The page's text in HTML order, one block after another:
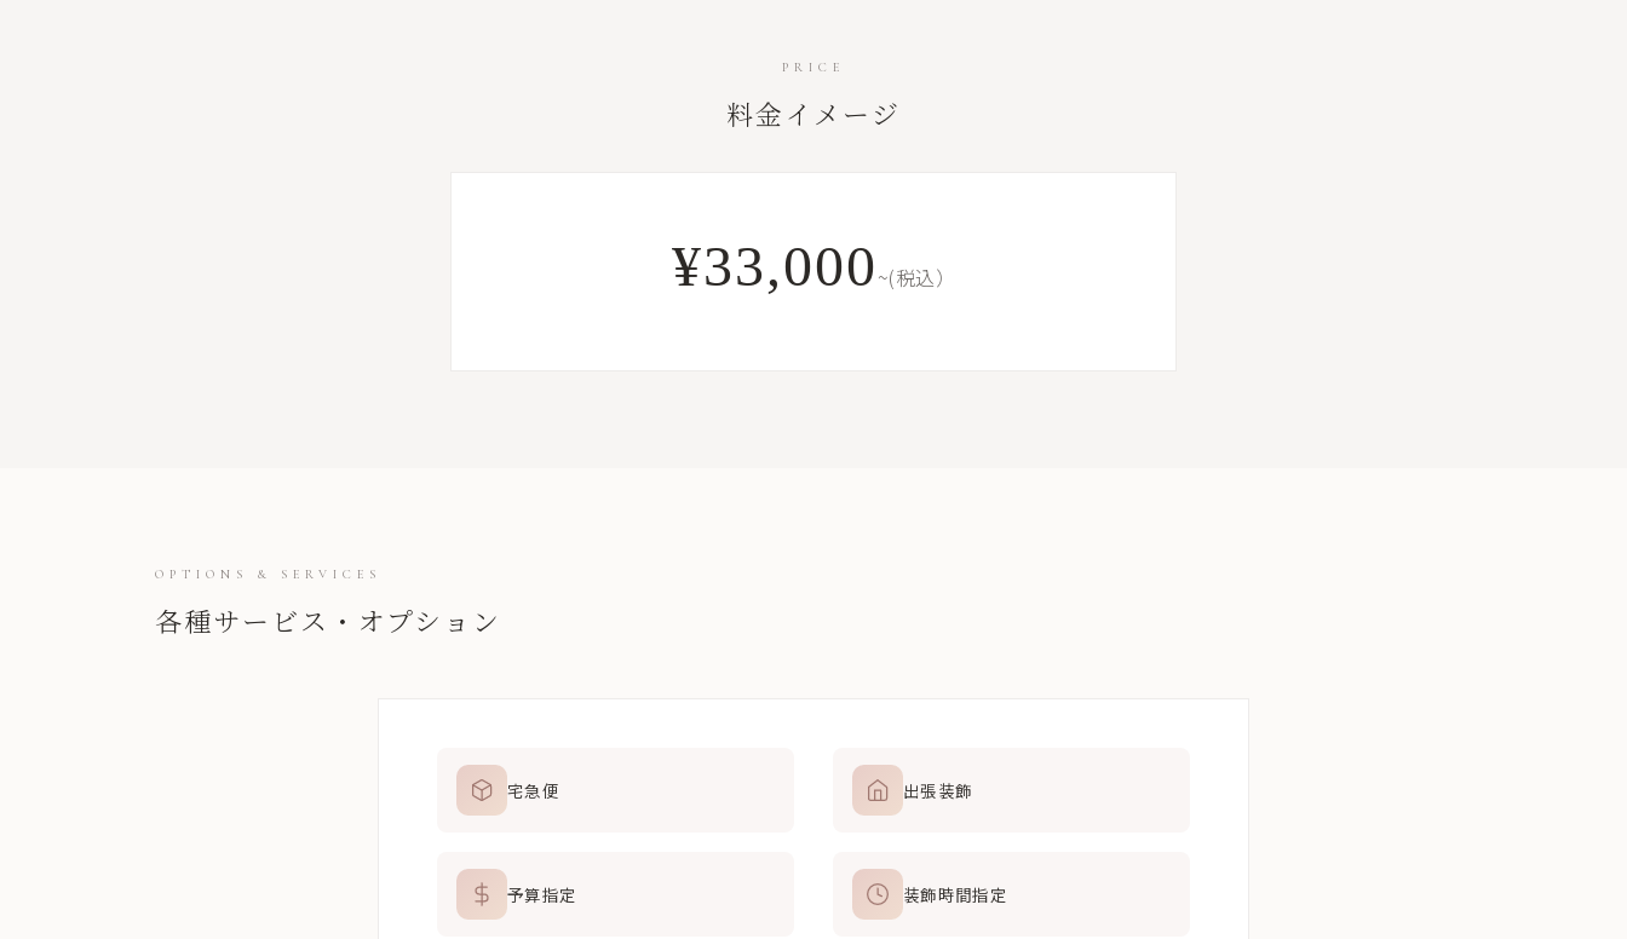
PRICE
料金イメージ
¥33,000~(税込）
OPTIONS & SERVICES
各種サービス・オプション
宅急便 出張装飾
予算指定 装飾時間指定